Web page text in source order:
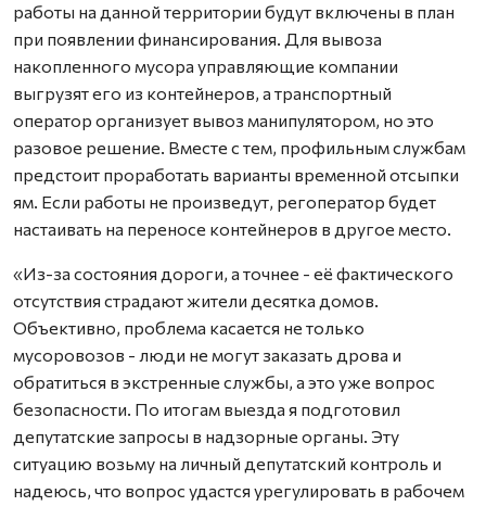
работы на данной территории будут включены в план
при появлении финансирования. Для вывоза
накопленного мусора управляющие компании
выгрузят его из контейнеров, а транспортный
оператор организует вывоз манипулятором, но это
разовое решение. Вместе с тем, профильным службам
предстоит проработать варианты временной отсыпки
ям. Если работы не произведут, регоператор будет
настаивать на переносе контейнеров в другое место.
«Из-за состояния дороги, а точнее - её фактического
отсутствия страдают жители десятка домов.
Объективно, проблема касается не только
мусоровозов - люди не могут заказать дрова и
обратиться в экстренные службы, а это уже вопрос
безопасности. По итогам выезда я подготовил
депутатские запросы в надзорные органы. Эту
ситуацию возьму на личный депутатский контроль и
надеюсь, что вопрос удастся урегулировать в рабочем